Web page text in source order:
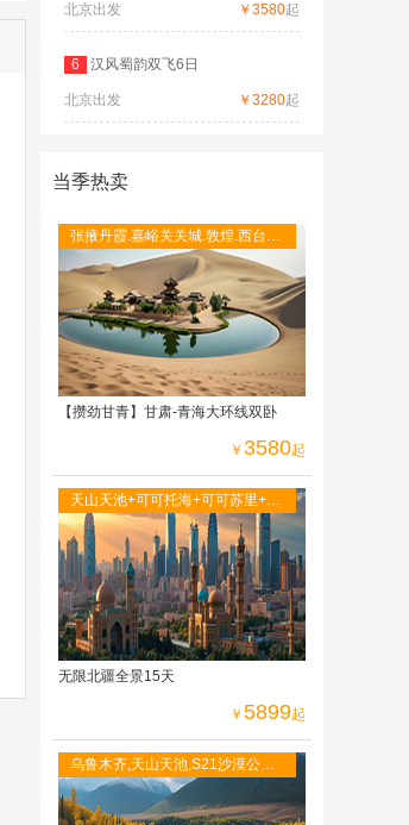
北京出发 ￥3580起
6 汉风蜀韵双飞6日
北京出发 ￥3280起
当季热卖
张掖丹霞.嘉峪关关城.敦煌.西台吉
乃尔湖. 红崖地貌.水上雅丹.翡翠
湖.茶卡.青海
【攒劲甘青】甘肃-青海大环线双卧
￥ 3580起
天山天池+可可托海+可可苏里+五
彩滩+禾木+喀纳斯 草原神石城
+G219 公路+乌尔禾
无限北疆全景15天
￥ 5899起
乌鲁木齐,天山天池,S21沙漠公路,
喀纳斯图瓦人家访,禾木村,五彩滩,
独库公路,唐